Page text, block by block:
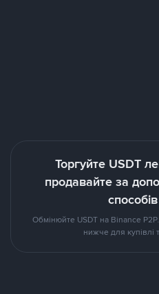
Торгуйте USDT
продавайте за
Обмінюйте USDT на Binance
нижче для купівлі